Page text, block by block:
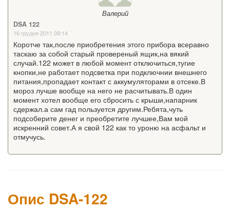
Валерий
DSA 122
16 грудня 2011 09:14
Коротче так,после приобретения этого прибора всеравно
таскаю за собой старый провереный ящик,на вякий
случай.122 может в любой момент отключиться,тугие
кнопки,не работает подсветка при подключнии внешнего
питания,пропадает контакт с аккумуляторами в отсеке.В
мороз лучше вообще на него не расчитывать.В один
момент хотел вообще его сбросить с крыши,напарник
сдержал.а сам гад пользуется другим.Ребята,чуть
подсоберите денег и преобретите лучшее,Вам мой
искренний совет.А я свой 122 как то уроню на асфальт и
отмучусь.
Опис DSA-122